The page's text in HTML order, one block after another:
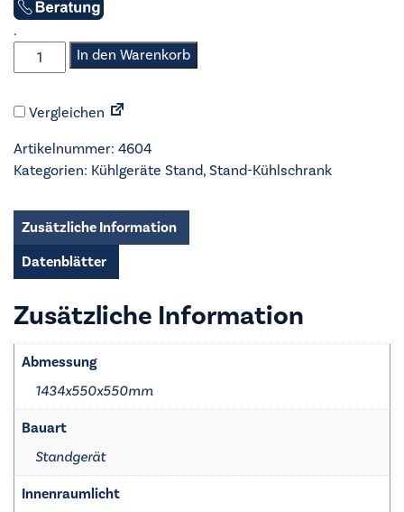
.
Exquisit
-
Kühlschrank
KS
320
V-
-
Menge
In den Warenkorb
Vergleichen
Artikelnummer: 4604
Kategorien: Kühlgeräte Stand, Stand-Kühlschrank
Zusätzliche Information
Datenblätter
Zusätzliche Information
Abmessung
1434x550x550mm
Bauart
Standgerät
Innenraumlicht